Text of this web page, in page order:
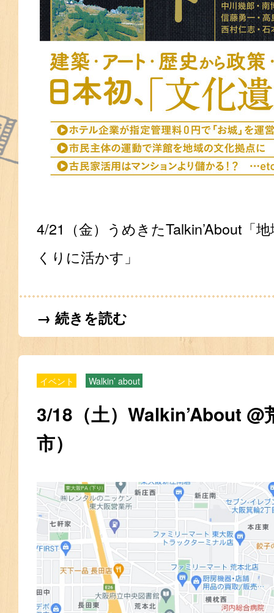
4/21（金）うめきたTalkin’About「
くりに活かす」
→ 続きを読む
イベント Walkin’ about
3/18（土）Walkin’About @
市）